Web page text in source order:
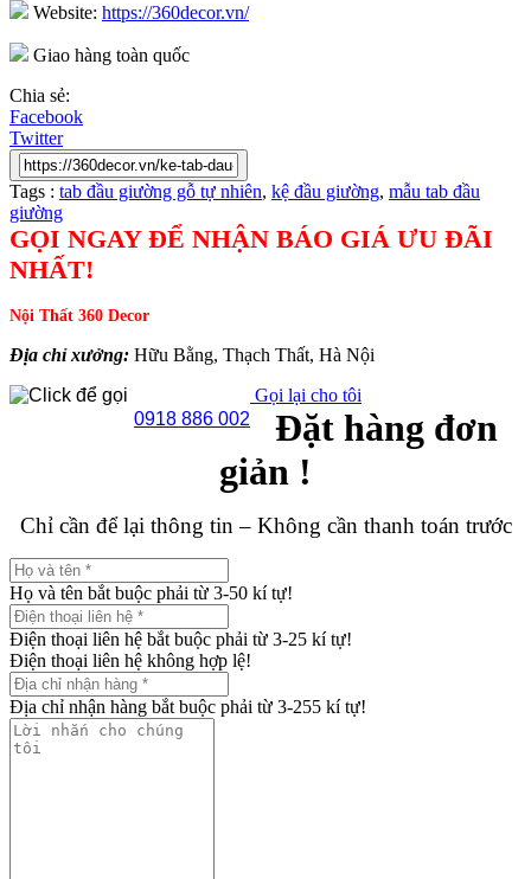
Website: https://360decor.vn/
Giao hàng toàn quốc
Chia sẻ:
Facebook
Twitter
Tags : tab đầu giường gỗ tự nhiên, kệ đầu giường, mẫu tab đầu
giường
GỌI NGAY ĐỂ NHẬN BÁO GIÁ ƯU ĐÃI
NHẤT!
Nội Thất 360 Decor
Địa chỉ xưởng: Hữu Bằng, Thạch Thất, Hà Nội
0918 886 002
Gọi lại cho tôi
Đặt hàng đơn
giản !
Chỉ cần để lại thông tin – Không cần thanh toán trước
Họ và tên bắt buộc phải từ 3-50 kí tự!
Điện thoại liên hệ bắt buộc phải từ 3-25 kí tự!
Điện thoại liên hệ không hợp lệ!
Địa chỉ nhận hàng bắt buộc phải từ 3-255 kí tự!